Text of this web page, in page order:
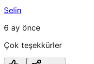
Selin
6 ay önce
Çok teşekkürler